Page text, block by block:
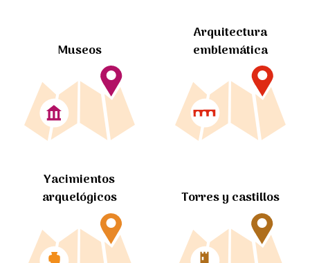
Museos
Arquitectura
emblemática
Yacimientos
arquelógicos
Torres y castillos